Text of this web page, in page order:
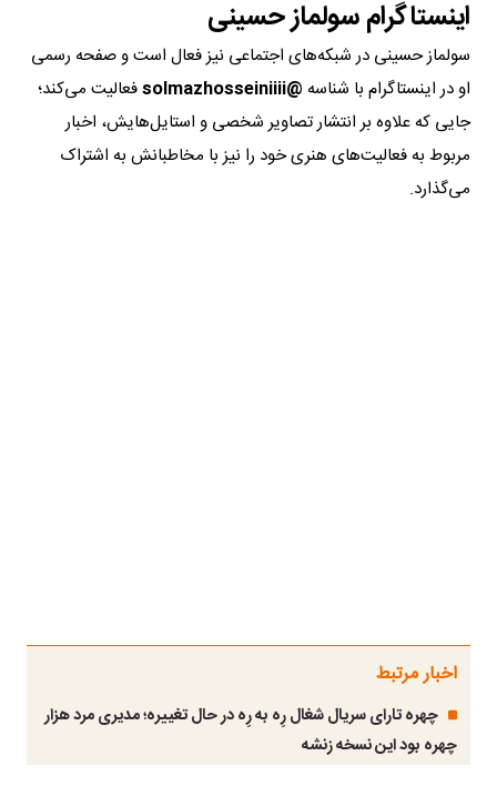
اینستاگرام سولماز حسینی
سولماز حسینی در شبکه‌های اجتماعی نیز فعال است و صفحه رسمی
او در اینستاگرام با شناسه @solmazhosseiniiii
فعالیت می‌کند؛
جایی که علاوه بر انتشار تصاویر شخصی و استایل‌هایش، اخبار
مربوط به فعالیت‌های هنری خود را نیز با مخاطبانش به اشتراک
می‌گذارد.
اخبار مرتبط
چهره تارای سریال شغال رِه به رِه در حال تغییره؛ مدیری مرد هزار
چهره بود این نسخه زنشه